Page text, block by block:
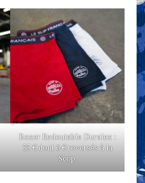
Boxer Redoutable Duralex :
35 € dont 6 € reversés à la
Scop.